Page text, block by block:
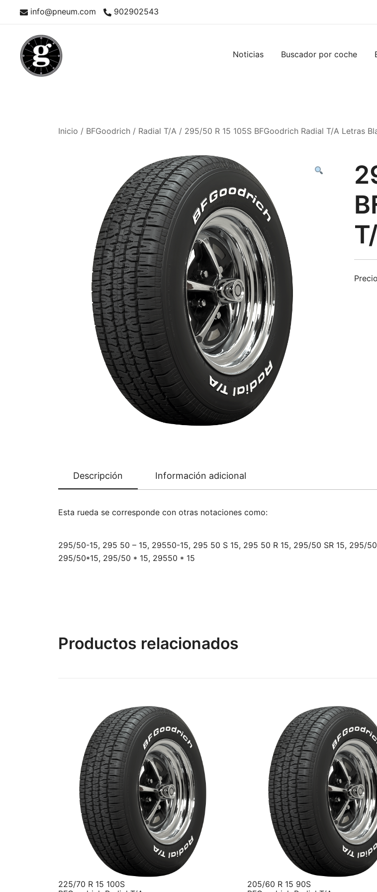
info@pneum.com 902902543
Noticias Buscador por coche
Inicio / BFGoodrich / Radial T/A / 295/50 R 15 105S BFGoodrich Radial T/A Letras
Descripción Información adicional
Esta rueda se corresponde con otras notaciones como:
295/50-15, 295 50 – 15, 29550-15, 295 50 S 15, 295 50 R 15, 295/50 SR 15, 295/
295/50*15, 295/50 * 15, 29550 * 15
Productos relacionados
225/70 R 15 100S
205/60 R 15 90S